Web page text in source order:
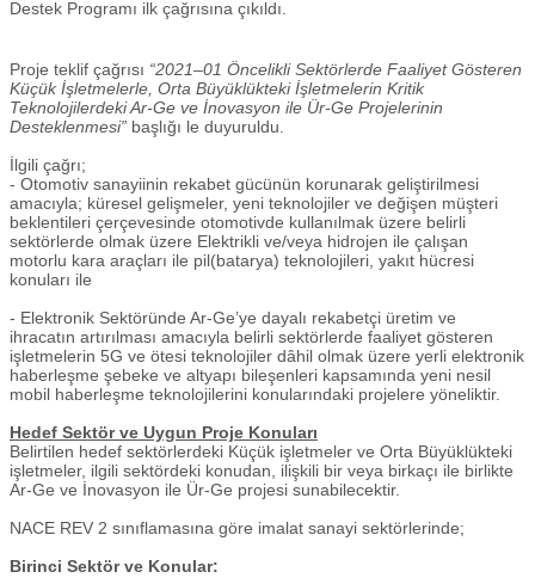
Destek Programı ilk çağrısına çıkıldı.
Proje teklif çağrısı “2021–01 Öncelikli Sektörlerde Faaliyet Gösteren
Küçük İşletmelerle, Orta Büyüklükteki İşletmelerin Kritik
Teknolojilerdeki Ar-Ge ve İnovasyon ile Ür-Ge Projelerinin
Desteklenmesi” başlığı le duyuruldu.
İlgili çağrı;
- Otomotiv sanayiinin rekabet gücünün korunarak geliştirilmesi
amacıyla; küresel gelişmeler, yeni teknolojiler ve değişen müşteri
beklentileri çerçevesinde otomotivde kullanılmak üzere belirli
sektörlerde olmak üzere Elektrikli ve/veya hidrojen ile çalışan
motorlu kara araçları ile pil(batarya) teknolojileri, yakıt hücresi
konuları ile
- Elektronik Sektöründe Ar-Ge’ye dayalı rekabetçi üretim ve
ihracatın artırılması amacıyla belirli sektörlerde faaliyet gösteren
işletmelerin 5G ve ötesi teknolojiler dâhil olmak üzere yerli elektronik
haberleşme şebeke ve altyapı bileşenleri kapsamında yeni nesil
mobil haberleşme teknolojilerini konularındaki projelere yöneliktir.
Hedef Sektör ve Uygun Proje Konuları
Belirtilen hedef sektörlerdeki Küçük işletmeler ve Orta Büyüklükteki
işletmeler, ilgili sektördeki konudan, ilişkili bir veya birkaçı ile birlikte
Ar-Ge ve İnovasyon ile Ür-Ge projesi sunabilecektir.
NACE REV 2 sınıflamasına göre imalat sanayi sektörlerinde;
Birinci Sektör ve Konular: